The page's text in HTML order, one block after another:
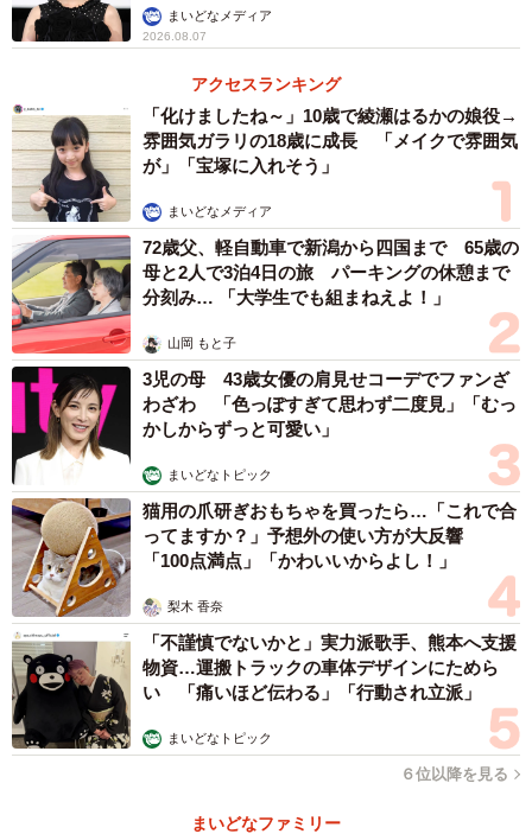
まいどなメディア
2026.08.07
アクセスランキング
「化けましたね～」10歳で綾瀬はるかの娘役→
雰囲気ガラリの18歳に成長 「メイクで雰囲気
が」「宝塚に入れそう」
まいどなメディア
72歳父、軽自動車で新潟から四国まで 65歳の
母と2人で3泊4日の旅 パーキングの休憩まで
分刻み… 「大学生でも組まねえよ！」
山岡 もと子
3児の母 43歳女優の肩見せコーデでファンざ
わざわ 「色っぽすぎて思わず二度見」「むっ
かしからずっと可愛い」
まいどなトピック
猫用の爪研ぎおもちゃを買ったら…「これで合
ってますか？」予想外の使い方が大反響
「100点満点」「かわいいからよし！」
梨木 香奈
「不謹慎でないかと」実力派歌手、熊本へ支援
物資…運搬トラックの車体デザインにためら
い 「痛いほど伝わる」「行動され立派」
まいどなトピック
６位以降を見る
まいどなファミリー